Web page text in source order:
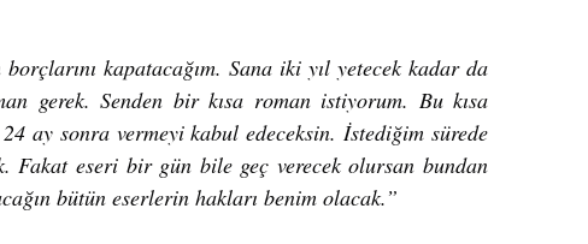
kapatacağım. Sana iki yıl yetecek kadar da
gerek. Senden bir kısa roman istiyorum. Bu kısa
ay sonra vermeyi kabul edeceksin. İstediğim sürede
Fakat eseri bir gün bile geç verecek olursan bundan
bütün eserlerin hakları benim olacak.”